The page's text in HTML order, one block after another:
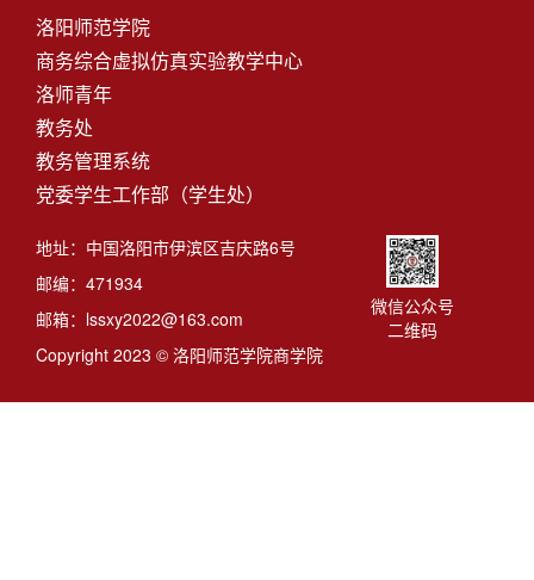
洛阳师范学院
商务综合虚拟仿真实验教学中心
洛师青年
教务处
教务管理系统
党委学生工作部（学生处）
地址：中国洛阳市伊滨区吉庆路6号
邮编：471934
邮箱：lssxy2022@163.com
Copyright 2023 © 洛阳师范学院商学院
微信公众号
二维码